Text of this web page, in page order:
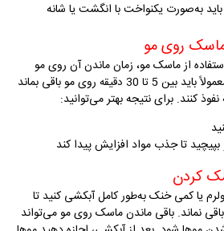
به‌صورت یکنواخت با انگشت یا شانه
روی مو
از ماسک مو، زمان ماندن آن روی مو
باید بین5تا 30 دقیقه روی مو باقی بماند
کنند. برای نتیجه بهتر می‌توانید:
تا جذب مواد افزایش پیدا کند
کردن
یا کمی خنک به‌طور کامل آبکشی کنید تا
نماند. باقی ماندن ماسک روی مو می‌تواند